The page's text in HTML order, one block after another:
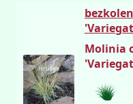
Hruška
Molinia